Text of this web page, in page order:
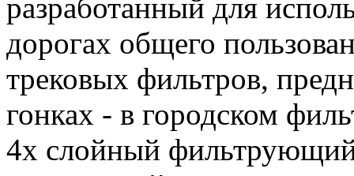
разработанный для
дорогах общего
трековых фильтров,
гонках - в городском
4х слойный